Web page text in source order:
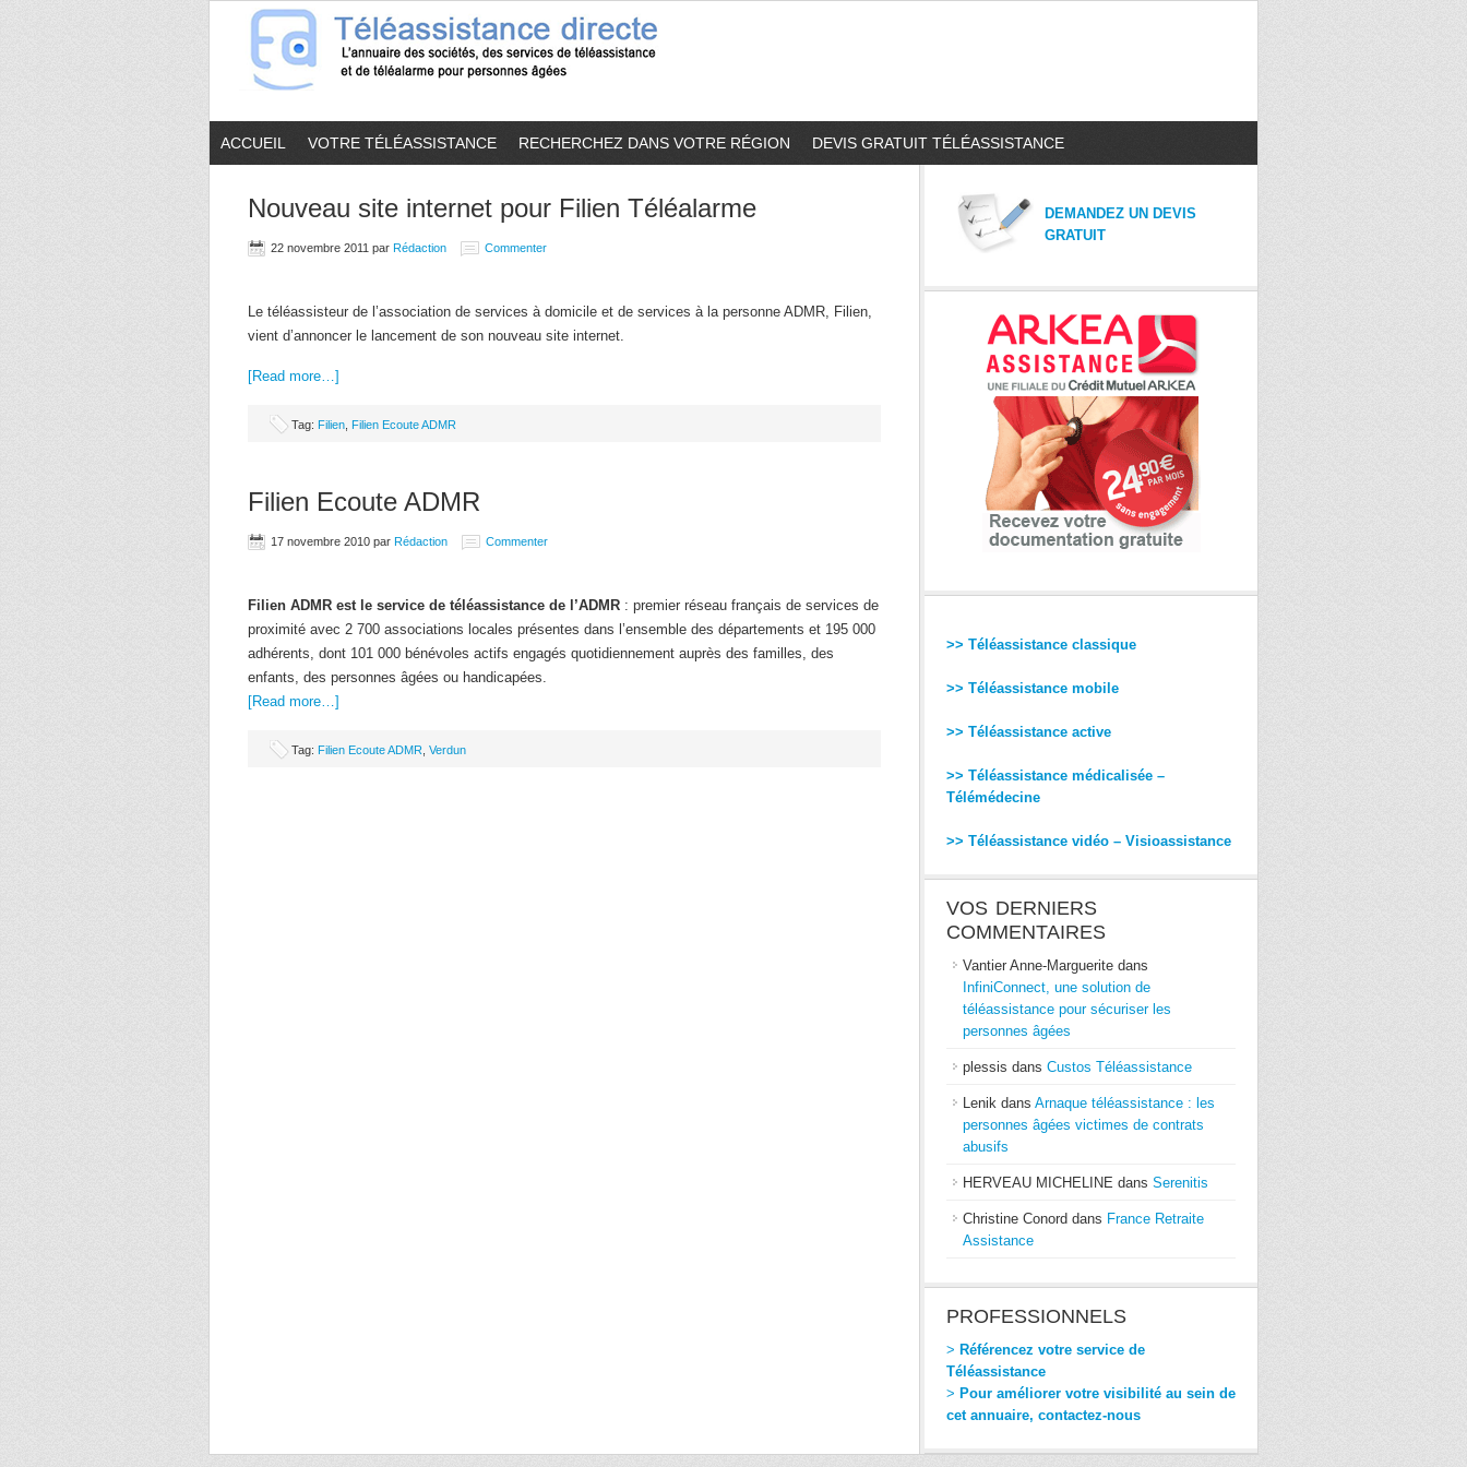
ACCUEIL VOTRE TÉLÉASSISTANCE RECHERCHEZ DANS VOTRE RÉGION DEVIS GRATUIT TÉLÉASSISTANCE
Nouveau site internet pour Filien Téléalarme
22 novembre 2011 par Rédaction Commenter
Le téléassisteur de l’association de services à domicile et de services à la personne ADMR, Filien,
vient d’annoncer le lancement de son nouveau site internet.
[Read more…]
Tag: Filien Filien Ecoute ADMR
Filien Ecoute ADMR
17 novembre 2010 par Rédaction Commenter
Filien ADMR est le service de téléassistance de l’ADMR : premier réseau français de services de
proximité avec 2 700 associations locales présentes dans l’ensemble des départements et 195 000
adhérents, dont 101 000 bénévoles actifs engagés quotidiennement auprès des familles, des
enfants, des personnes âgées ou handicapées.
[Read more…]
Tag: Filien Ecoute ADMR Verdun
DEMANDEZ UN DEVIS
GRATUIT
>> Téléassistance classique
>> Téléassistance mobile
>> Téléassistance active
>> Téléassistance médicalisée –
Télémédecine
>> Téléassistance vidéo – Visioassistance
VOS DERNIERS
COMMENTAIRES
Vantier Anne-Marguerite dans
InfiniConnect, une solution de
téléassistance pour sécuriser les
personnes âgées
plessis dans Custos Téléassistance
Lenik dans Arnaque téléassistance : les
personnes âgées victimes de contrats
abusifs
HERVEAU MICHELINE dans Serenitis
Christine Conord dans France Retraite
Assistance
PROFESSIONNELS
> Référencez votre service de
Téléassistance
> Pour améliorer votre visibilité au sein de
cet annuaire, contactez-nous